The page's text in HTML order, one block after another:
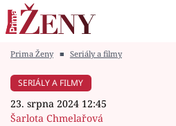
Módní alarm
Prima Ženy ■ Seriály a filmy
SERIÁLY A FILMY
23. srpna 2024 12:45
Šarlota Chmelařová